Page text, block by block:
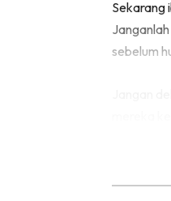
Sekarang
sebelum